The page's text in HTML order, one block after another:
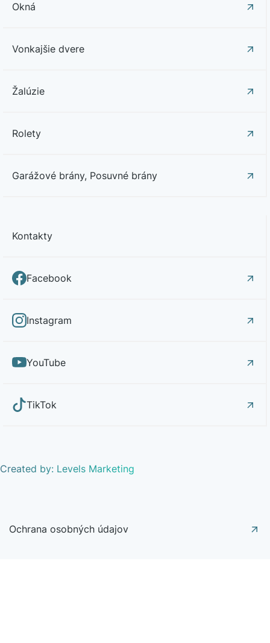
Okná
Vonkajšie dvere
Žalúzie
Rolety
Garážové brány, Posuvné brány
Kontakty
Facebook
Instagram
YouTube
TikTok
Created by: Levels Marketing
Ochrana osobných údajov